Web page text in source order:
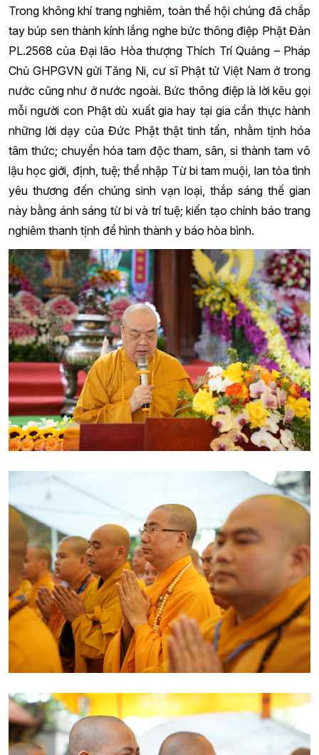
Trong không khí trang nghiêm, toàn thể hội chúng đã chắp
tay búp sen thành kính lắng nghe bức thông điệp Phật Đản
PL.2568 của Đại lão Hòa thượng Thích Trí Quảng – Pháp
Chủ GHPGVN gửi Tăng Ni, cư sĩ Phật tử Việt Nam ở trong
nước cũng như ở nước ngoài. Bức thông điệp là lời kêu gọi
mỗi người con Phật dù xuất gia hay tại gia cần thực hành
những lời dạy của Đức Phật thật tinh tấn, nhằm tịnh hóa
tâm thức; chuyển hóa tam độc tham, sân, si thành tam vô
lậu học giới, định, tuệ; thể nhập Từ bi tam muội, lan tỏa tình
yêu thương đến chúng sinh vạn loại, thắp sáng thế gian
này bằng ánh sáng từ bi và trí tuệ; kiến tạo chính báo trang
nghiêm thanh tịnh để hình thành y báo hòa bình.